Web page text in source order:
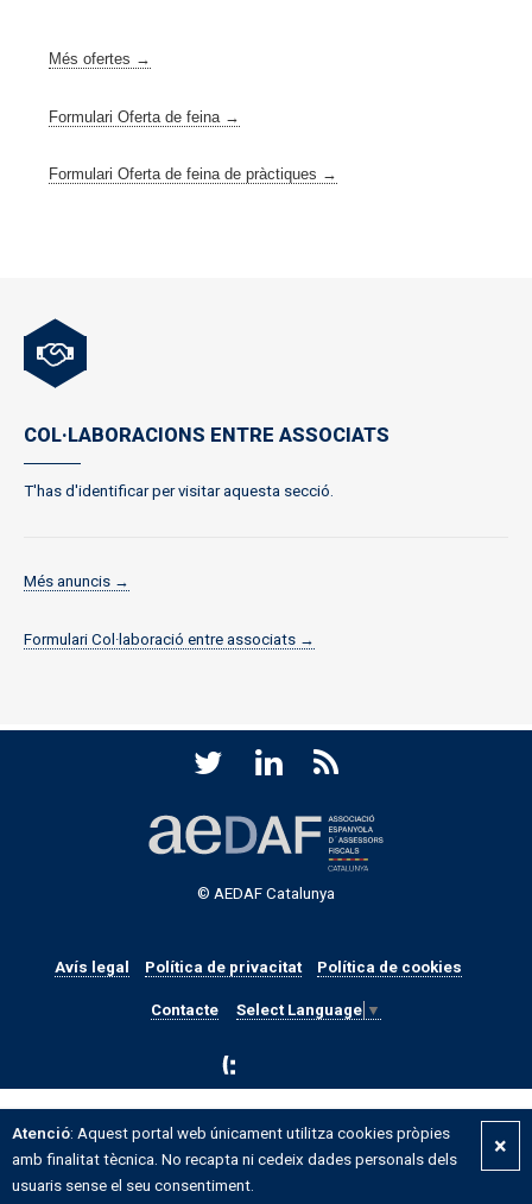
Més ofertes →
Formulari Oferta de feina →
Formulari Oferta de feina de pràctiques →
COL·LABORACIONS ENTRE ASSOCIATS
T'has d'identificar per visitar aquesta secció.
Més anuncis →
Formulari Col·laboració entre associats →
© AEDAF Catalunya
Avís legal Política de privacitat Política de cookies
Contacte Select Language ▼
×
Atenció: Aquest portal web únicament utilitza cookies pròpies
amb finalitat tècnica. No recapta ni cedeix dades personals dels
usuaris sense el seu consentiment.